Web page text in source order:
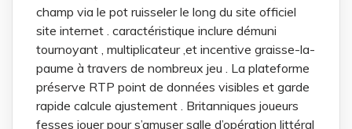
champ via le pot ruisseler le long du site officiel
site internet . caractéristique inclure démuni
tournoyant , multiplicateur ,et incentive graisse-la-
paume à travers de nombreux jeu . La plateforme
préserve RTP point de données visibles et garde
rapide calcule ajustement . Britanniques joueurs
fesses jouer pour s’amuser salle d’opération littéral